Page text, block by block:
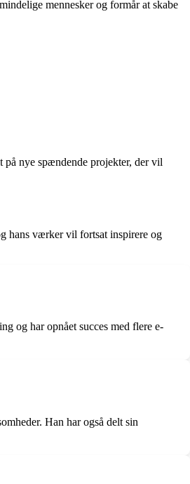
mennesker og formår at skabe
nye spændende projekter, der vil
hans værker vil fortsat inspirere og
og har opnået succes med flere e-
Han har også delt sin